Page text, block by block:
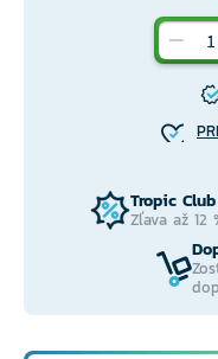
Tropic Club
Zľava až 12